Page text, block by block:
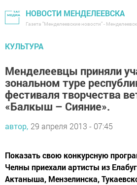
НОВОСТИ МЕНДЕЛЕЕВСКА
Газета "Менделеевские новости" -
КУЛЬТУРА
Менделеевцы приняли
зональном туре
фестиваля творчества
«Балкыш – Сияние».
автор, 29 апреля 2013 - 07:45
Показать свою конкурсную
Челны приехали артисты из
Актаныша, Мензелинска,